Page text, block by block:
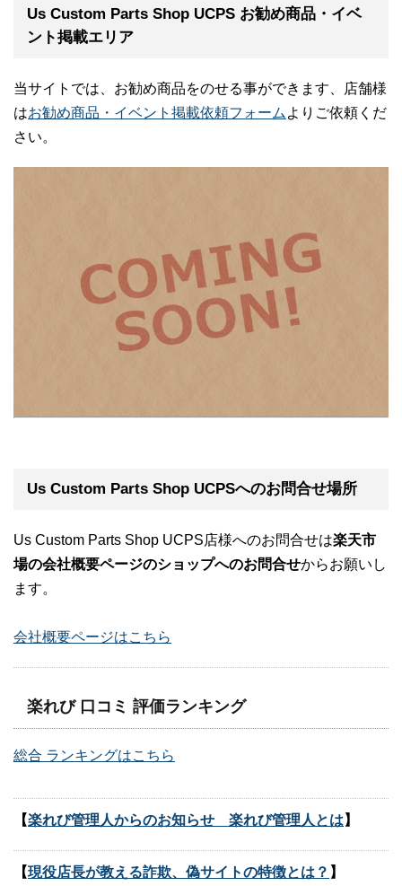
Us Custom Parts Shop UCPS お勧め商品・イベ
ント掲載エリア
当サイトでは、お勧め商品をのせる事ができます、店舗様
はお勧め商品・イベント掲載依頼フォーム よりご依頼くだ
さい。
Us Custom Parts Shop UCPSへのお問合せ場所
Us Custom Parts Shop UCPS店様へのお問合せは楽天市
場の会社概要ページのショップへのお問合せからお願いし
ます。
会社概要ページはこちら
楽れび 口コミ 評価ランキング
総合 ランキングはこちら
【楽れび管理人からのお知らせ 楽れび管理人とは 】
【現役店長が教える詐欺、偽サイトの特徴とは？ 】